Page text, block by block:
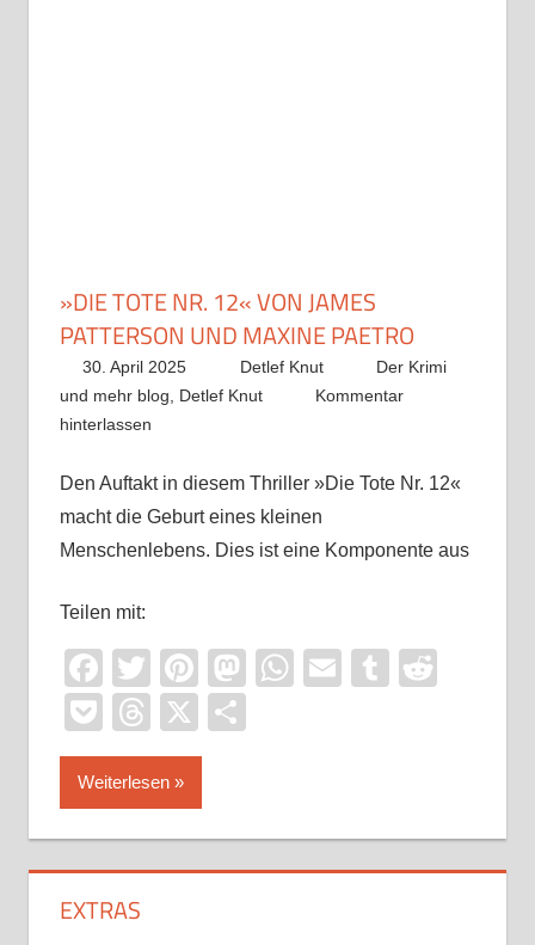
»DIE TOTE NR. 12« VON JAMES
PATTERSON UND MAXINE PAETRO
30. April 2025 Detlef Knut
Der Krimi
und mehr blog
Detlef Knut
Kommentar
hinterlassen
Den Auftakt in diesem Thriller »Die Tote Nr. 12«
macht die Geburt eines kleinen
Menschenlebens. Dies ist eine Komponente aus
Teilen mit:
Facebook
TwitterPinterest
Mastodon
WhatsApp
EmailTumblr
PocketThreads
X
Weiterlesen
EXTRAS